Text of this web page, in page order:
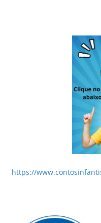
https://